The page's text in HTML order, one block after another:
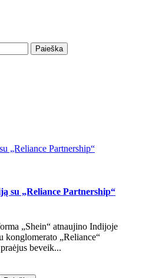
„Reliance Partnership“
su „Reliance Partnership“
„Shein“ atnaujino Indijoje
konglomerato „Reliance“
beveik...